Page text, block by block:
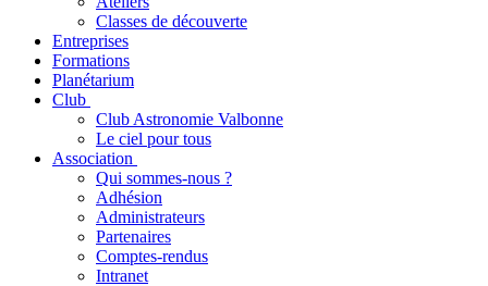
Classes de découverte
Entreprises
Formations
Planétarium
Club
Club Astronomie Valbonne
Le ciel pour tous
Association
Qui sommes-nous ?
Adhésion
Administrateurs
Partenaires
Comptes-rendus
Intranet